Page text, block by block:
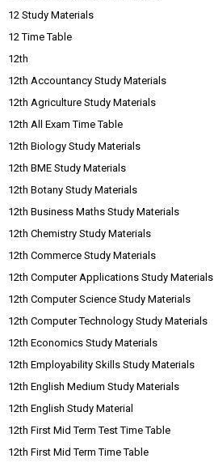
12 Study Materials
12 Time Table
12th
12th Accountancy Study Materials
12th Agriculture Study Materials
12th All Exam Time Table
12th Biology Study Materials
12th BME Study Materials
12th Botany Study Materials
12th Business Maths Study Materials
12th Chemistry Study Materials
12th Commerce Study Materials
12th Computer Applications Study Materials
12th Computer Science Study Materials
12th Computer Technology Study Materials
12th Economics Study Materials
12th Employability Skills Study Materials
12th English Medium Study Materials
12th English Study Material
12th First Mid Term Test Time Table
12th First Mid Term Time Table